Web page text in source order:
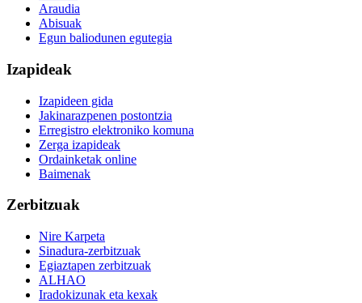
Araudia
Abisuak
Egun baliodunen egutegia
Izapideak
Izapideen gida
Jakinarazpenen postontzia
Erregistro elektroniko komuna
Zerga izapideak
Ordainketak online
Baimenak
Zerbitzuak
Nire Karpeta
Sinadura-zerbitzuak
Egiaztapen zerbitzuak
ALHAO
Iradokizunak eta kexak